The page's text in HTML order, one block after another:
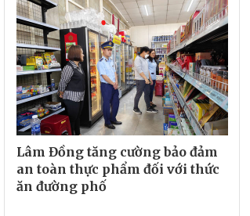
Lâm Đồng tăng cường bảo đảm
an toàn thực phẩm đối với thức
ăn đường phố